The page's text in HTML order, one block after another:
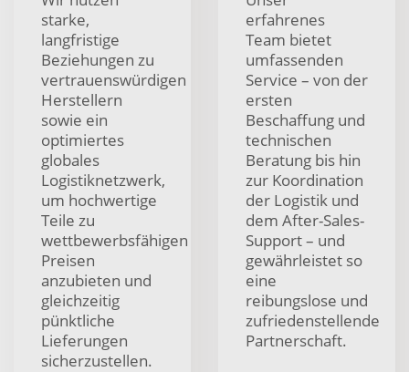
starke,
langfristige
Beziehungen zu
vertrauenswürdigen
Herstellern
sowie ein
optimiertes
globales
Logistiknetzwerk,
um hochwertige
Teile zu
wettbewerbsfähigen
Preisen
anzubieten und
gleichzeitig
pünktliche
Lieferungen
sicherzustellen.
erfahrenes
Team bietet
umfassenden
Service – von der
ersten
Beschaffung und
technischen
Beratung bis hin
zur Koordination
der Logistik und
dem After-Sales-
Support – und
gewährleistet so
eine
reibungslose und
zufriedenstellende
Partnerschaft.